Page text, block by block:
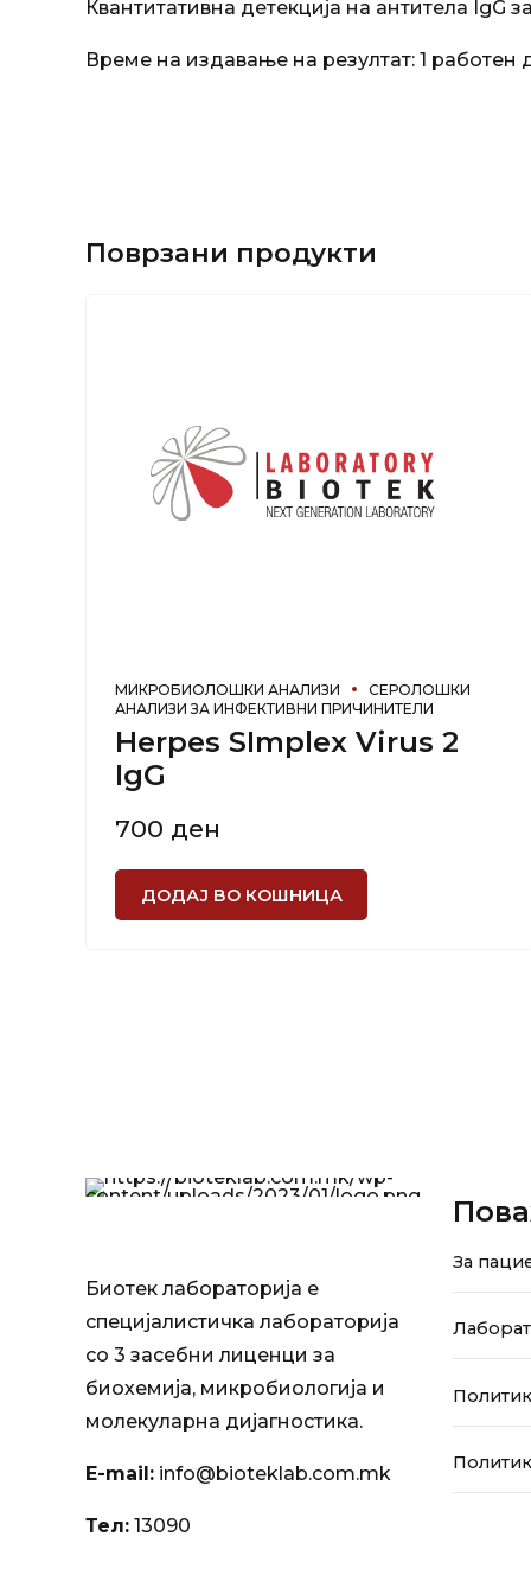
Квантитативна детекција на антитела IgG
Време на издавање на резултат: 1 работен
Поврзани продукти
МИКРОБИОЛОШКИ АНАЛИЗИ
СЕРОЛОШКИ
АНАЛИЗИ ЗА ИНФЕКТИВНИ ПРИЧИНИТЕЛИ
Herpes SImplex Virus 2
IgG
700 ден
ДОДАЈ ВО КОШНИЦА
Биотек лабораторија е
специјалистичка лабораторија
со 3 засебни лиценци за
биохемија, микробиологија и
молекуларна дијагностика.
E-mail: info@bioteklab.com.mk
Тел: 13090
За